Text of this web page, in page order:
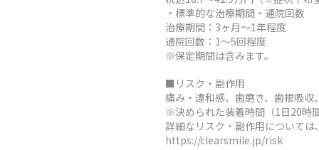
・標準的な治療期間・通院回数
治療期間：3ヶ月～1年程度
通院回数：1～5回程度
※保定期間は含みます。
■リスク・副作用
痛み・違和感、歯磨き、歯根吸
※決められた装着時間（1日20時
詳細なリスク・副作用について
https://clearsmile.jp/risk